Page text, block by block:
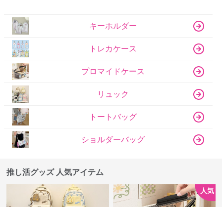
キーホルダー
トレカケース
プロマイドケース
リュック
トートバッグ
ショルダーバッグ
推し活グッズ 人気アイテム
人気